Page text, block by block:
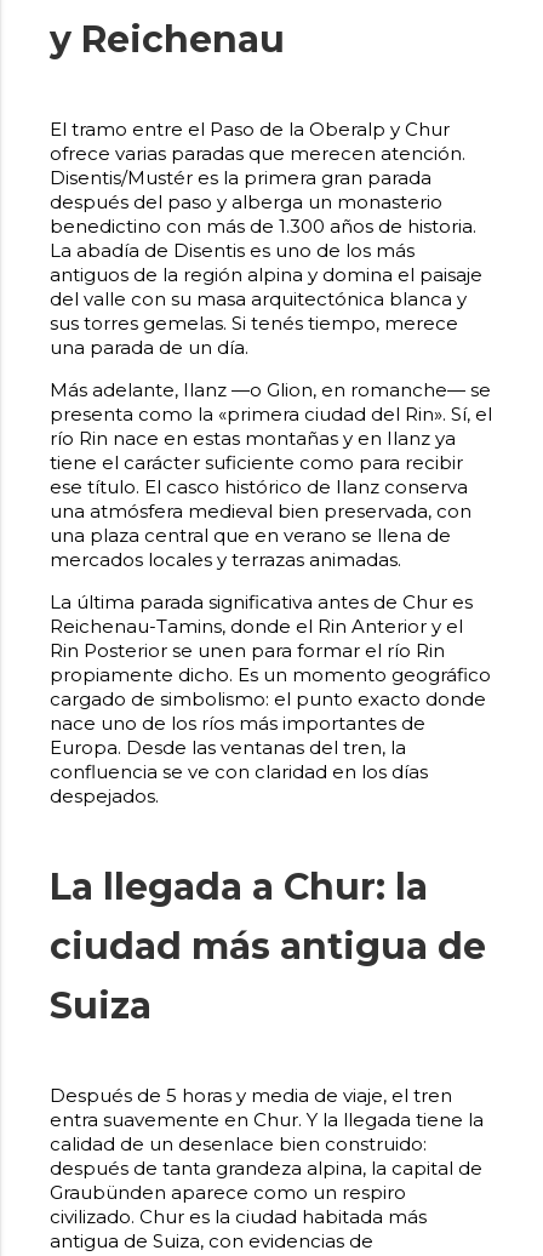
y Reichenau
El tramo entre el Paso de la Oberalp y Chur
ofrece varias paradas que merecen atención.
Disentis/Mustér es la primera gran parada
después del paso y alberga un monasterio
benedictino con más de 1.300 años de historia.
La abadía de Disentis es uno de los más
antiguos de la región alpina y domina el paisaje
del valle con su masa arquitectónica blanca y
sus torres gemelas. Si tenés tiempo, merece
una parada de un día.
Más adelante, Ilanz —o Glion, en romanche— se
presenta como la «primera ciudad del Rin». Sí, el
río Rin nace en estas montañas y en Ilanz ya
tiene el carácter suficiente como para recibir
ese título. El casco histórico de Ilanz conserva
una atmósfera medieval bien preservada, con
una plaza central que en verano se llena de
mercados locales y terrazas animadas.
La última parada significativa antes de Chur es
Reichenau-Tamins, donde el Rin Anterior y el
Rin Posterior se unen para formar el río Rin
propiamente dicho. Es un momento geográfico
cargado de simbolismo: el punto exacto donde
nace uno de los ríos más importantes de
Europa. Desde las ventanas del tren, la
confluencia se ve con claridad en los días
despejados.
La llegada a Chur: la
ciudad más antigua de
Suiza
Después de 5 horas y media de viaje, el tren
entra suavemente en Chur. Y la llegada tiene la
calidad de un desenlace bien construido:
después de tanta grandeza alpina, la capital de
Graubünden aparece como un respiro
civilizado. Chur es la ciudad habitada más
antigua de Suiza, con evidencias de